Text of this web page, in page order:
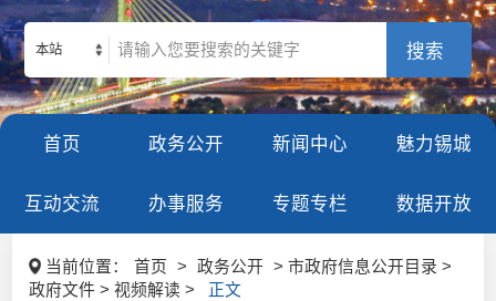
本站
首页 政务公开 新闻中心 魅力锡城
互动交流 办事服务 专题专栏 数据开放
当前位置： 首页 > 政务公开
> 市政府信息公开目录 >
政府文件 > 视频解读 >
正文